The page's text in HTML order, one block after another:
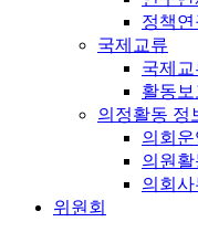
정책연
국제교류
국제
활동보
의정활동 정
의회운
의원활
의회사
위원회